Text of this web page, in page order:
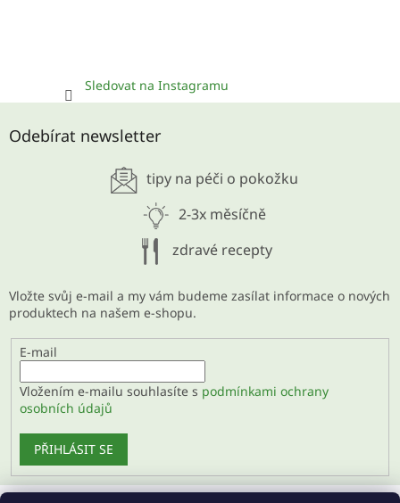
Sledovat na Instagramu
Odebírat newsletter
tipy na péči o pokožku
2-3x měsíčně
zdravé recepty
Vložte svůj e-mail a my vám budeme zasílat informace o nových
produktech na našem e-shopu.
E-mail
Vložením e-mailu souhlasíte s podmínkami ochrany
osobních údajů
PŘIHLÁSIT SE